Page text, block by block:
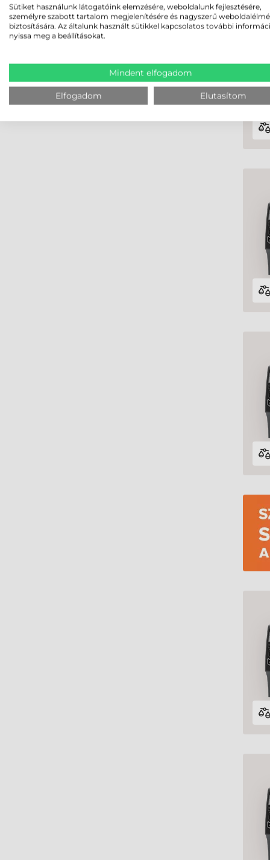
Sütiket használunk látogatóink elemzésére, weboldalunk fejlesztésére,
személyre szabott tartalom megjelenítésére és nagyszerű
biztosítására. Az általunk használt sütikkel kapcsolatos további
nyissa meg a beállításokat.
Mindent elfogadom
Elfogadom Elutasítom